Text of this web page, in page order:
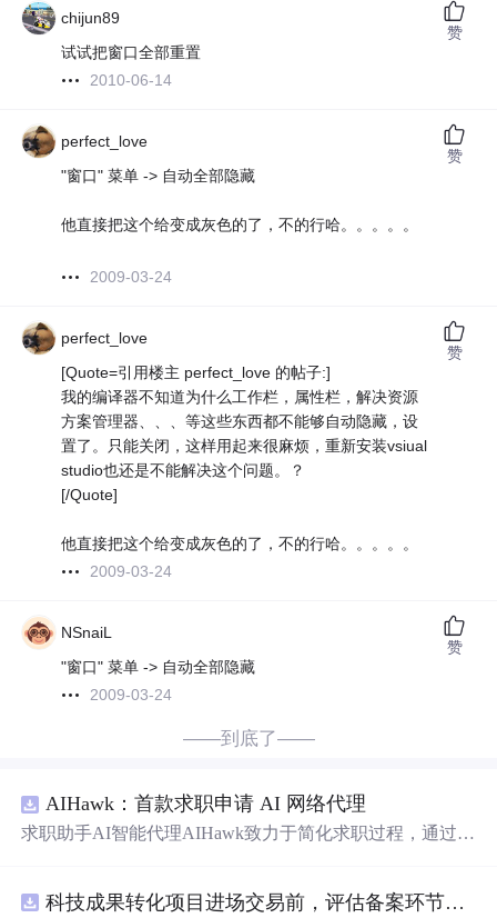
chijun89
试试把窗口全部重置
2010-06-14
赞
perfect_love
"窗口" 菜单 -> 自动全部隐藏
他直接把这个给变成灰色的了，不的行哈。。。。。
2009-03-24
赞
perfect_love
[Quote=引用楼主 perfect_love 的帖子:]
我的编译器不知道为什么工作栏，属性栏，解决资源
方案管理器、、、等这些东西都不能够自动隐藏，设
置了。只能关闭，这样用起来很麻烦，重新安装vsiual
studio也还是不能解决这个问题。？
[/Quote]
他直接把这个给变成灰色的了，不的行哈。。。。。
2009-03-24
赞
NSnaiL
"窗口" 菜单 -> 自动全部隐藏
2009-03-24
赞
——到底了——
AIHawk：首款求职申请 AI 网络代理
求职助手AI智能代理AIHawk致力于简化求职过程，通过自
科技成果转化项目进场交易前，评估备案环节需要准备哪些材料？.docx